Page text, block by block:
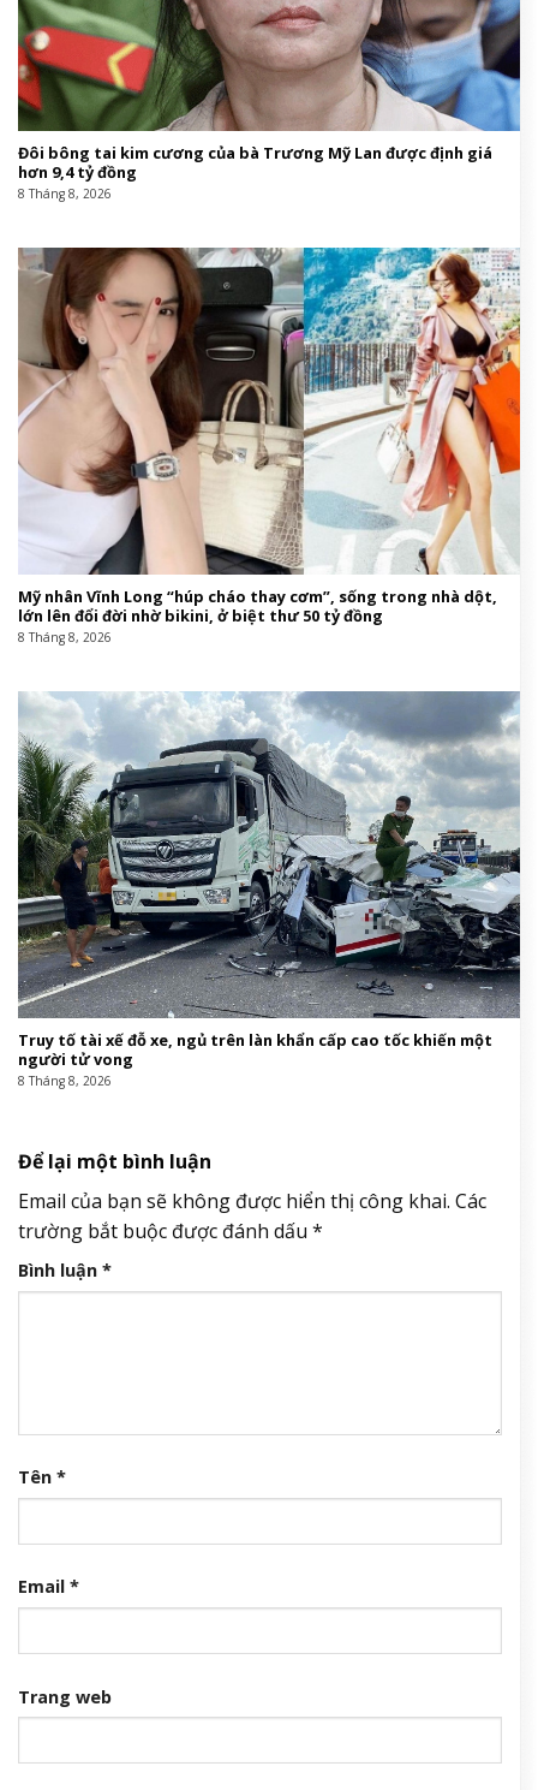
Đôi bông tai kim cương của bà Trương Mỹ Lan được định giá
hơn 9,4 tỷ đồng
8 Tháng 8, 2026
Mỹ nhân Vĩnh Long “húp cháo thay cơm”, sống trong nhà dột,
lớn lên đổi đời nhờ bikini, ở biệt thư 50 tỷ đồng
8 Tháng 8, 2026
Truy tố tài xế đỗ xe, ngủ trên làn khẩn cấp cao tốc khiến một
người tử vong
8 Tháng 8, 2026
Để lại một bình luận
Email của bạn sẽ không được hiển thị công khai. Các
trường bắt buộc được đánh dấu *
Bình luận *
Tên *
Email *
Trang web